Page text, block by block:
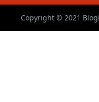
Copyright © 2021